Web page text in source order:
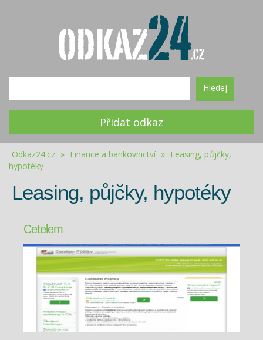
Hledej
Přidat odkaz
Odkaz24.cz » Finance a bankovnictví » Leasing, půjčky,
hypotéky
Leasing, půjčky, hypotéky
Cetelem